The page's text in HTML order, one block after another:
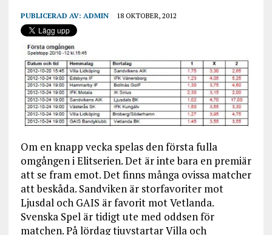
PUBLICERAD AV: ADMIN 18 OKTOBER, 2012
Om en knapp vecka spelas den första fulla
omgången i Elitserien. Det är inte bara en premiär
att se fram emot. Det finns många ovissa matcher
att beskåda. Sandviken är storfavoriter mot
Ljusdal och GAIS är favorit mot Vetlanda.
Svenska Spel är tidigt ute med oddsen för
matchen. På lördag tjuvstartar Villa och